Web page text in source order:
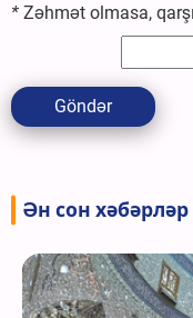
* Zəhmət olmasa,
Göndər
Ән сон хәбәрләр